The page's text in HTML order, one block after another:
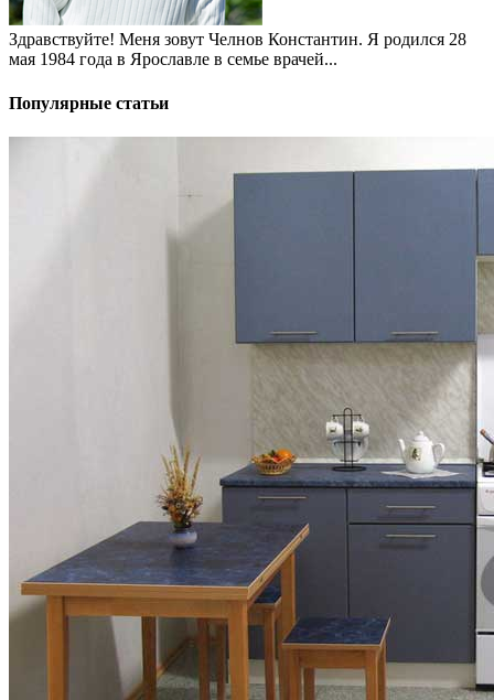
Здравствуйте! Меня зовут Челнов Константин. Я родился 28
мая 1984 года в Ярославле в семье врачей...
Популярные статьи